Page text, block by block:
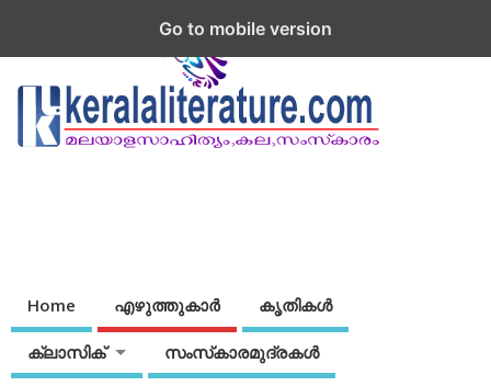
Home എഴുത്തുകാര്‍ കൃതികൾ
ക്ലാസിക് സംസ്‌കാരമുദ്രകള്‍
Go to mobile version